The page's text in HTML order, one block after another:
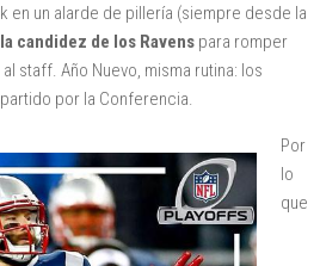
en un alarde de pillería (siempre desde la
candidez de los Ravens para romper
staff. Año Nuevo, misma rutina: los
por la Conferencia.
Por
lo
que